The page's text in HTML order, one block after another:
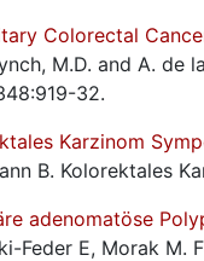
Colorectal
M.D. and A. de
32.
Karzinom
B. Kolorektales
adenomatöse
Feder E, Morak M.